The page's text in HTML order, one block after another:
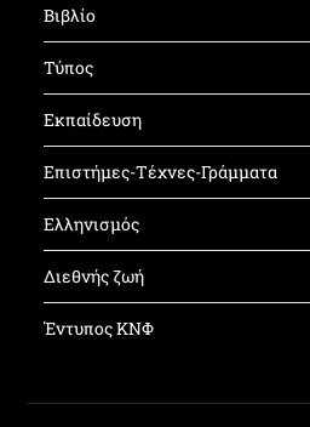
Βιβλίο
Τύπος
Εκπαίδευση
Επιστήμες-Τέχνες-Γράμματα
Ελληνισμός
Διεθνής ζωή
Έντυπος ΚΝΦ